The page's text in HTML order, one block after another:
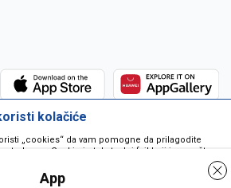
kolačiće
„cookies“ da vam pomogne da prilagodite
Cookie je tekstualni fajl koji je smešten
virus vašem računaru. Cookie-i su
i jedino mogu biti pročitani od strane web servera
App